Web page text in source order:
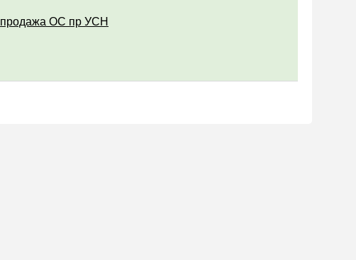
продажа ОС пр УСН